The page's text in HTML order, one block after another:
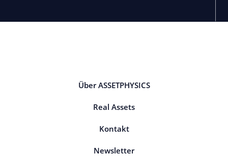
Über ASSETPHYSICS
Real Assets
Kontakt
Newsletter